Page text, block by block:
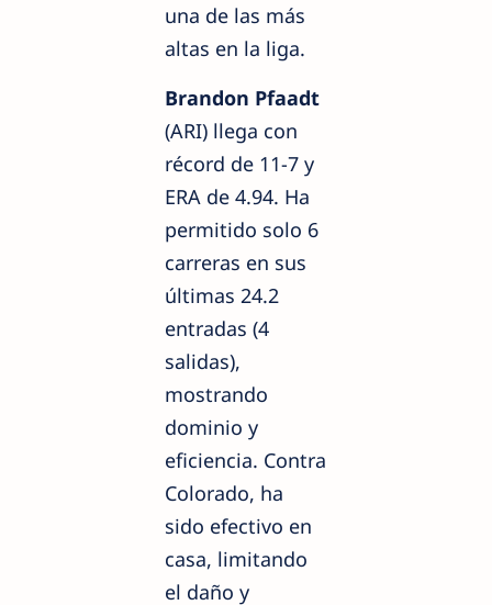
una de las más
altas en la liga.
Brandon Pfaadt
(ARI) llega con
récord de 11-7 y
ERA de 4.94. Ha
permitido solo 6
carreras en sus
últimas 24.2
entradas (4
salidas),
mostrando
dominio y
eficiencia. Contra
Colorado, ha
sido efectivo en
casa, limitando
el daño y